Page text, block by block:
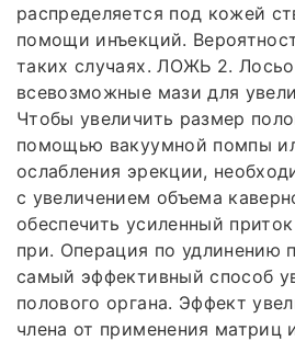
распределяется под кожей
помощи инъекций.
таких случаях. ЛОЖЬ 2.
всевозможные мази для
Чтобы увеличить размер
помощью вакуумной помпы
ослабления эрекции,
с увеличением объема
обеспечить усиленный
при. Операция по удлинению
самый эффективный способ
полового органа. Эффект
члена от применения матриц